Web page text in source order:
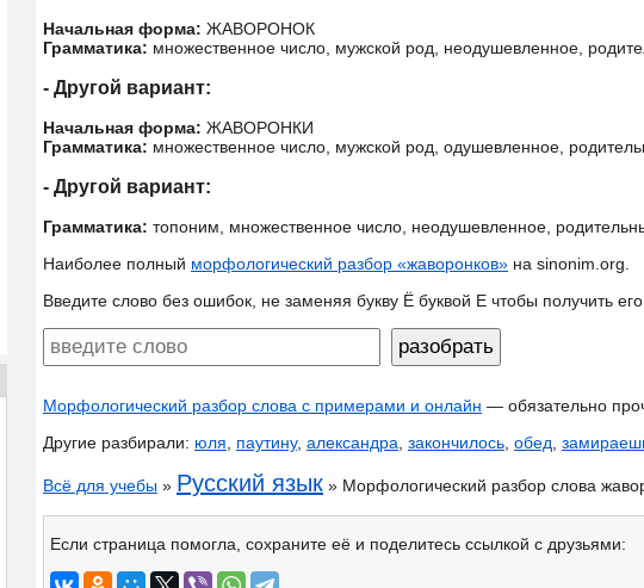
Начальная форма: ЖАВОРОНОК
Грамматика: множественное число, мужской род, неодушевленное,
- Другой вариант:
Начальная форма: ЖАВОРОНКИ
Грамматика: множественное число, мужской род, одушевленное,
- Другой вариант:
Грамматика: топоним, множественное число, неодушевленное,
Наиболее полный морфологический разбор «жаворонков» на sinonim.org.
Введите слово без ошибок, не заменяя букву Ё буквой Е чтобы получить
Морфологический разбор слова с примерами и онлайн — обязательно
Другие разбирали: юля паутину, александра закончилось обед
Всё для учебы » Русский язык » Морфологический разбор слова
Если страница помогла, сохраните её и поделитесь ссылкой с друзьями: